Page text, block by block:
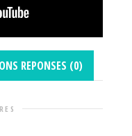
REPONSES (0)